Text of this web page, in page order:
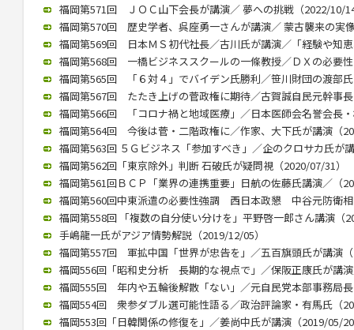
福岡第571回 ＪＯＣ山下会長が講演／ 夢への挑戦（2022/10/
福岡第570回 歴史学者、呉座勇一さんが講演／ 蒙古襲来の実
福岡第569回 日本ＭＳ初代社長／古川氏が講演／「経験や知
福岡第568回 一橋ビジネススクールの一條教授／ＤＸの必要
福岡第565回 「６対４」でバイデン氏勝利／笹川財団の渡部
福岡第567回 たたき上げの菅政権に期待／古賀誠自民元幹事
福岡第566回 「コロナ禍と地域医療」／日本医師会名誉会長
福岡第564回 今後は菅・二階政権に／作家、大下氏が講演（
福岡第563回 ５Ｇビジネス「参加すべき」／企のクロサカ氏が
福岡第562回「東京除外」判断 石破氏が疑問視（2020/07/31）
福岡第561回ＢＣＰ「業界の連携重要」日航の佐藤氏講演／（
福岡第560回中東派遣の必要性強調 西日本政懇 中谷元防衛
福岡第558回 「複数の自分使い分けを」平野啓一郎さん講演（
手嶋龍一氏がアジア情勢解説（2019/12/05）
福岡第557回 軍拡中国「世界が忠告を」／五百旗頭氏が講演
福岡556回「昭和史分析 長期的な視点で」／保阪正康氏が講
福岡555回 年内や五輪後解散「ない」／元自民党本部事務局
福岡554回 衆参ダブル選可能性語る／政治評論家・有馬氏（
福岡553回「日韓関係の修復を」／姜尚中氏が講演（2019/05/